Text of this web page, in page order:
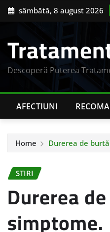
Skip sâmbătă, 8 august 2026
Descoperă Puterea
AFECTIUNI
Home Durerea de
STIRI
Durerea
simptome.